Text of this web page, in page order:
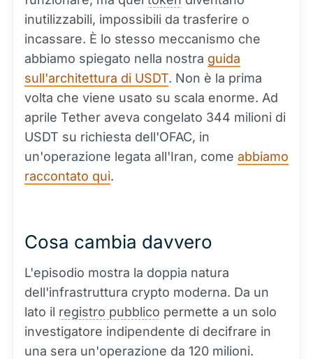
inutilizzabili, impossibili da trasferire o
incassare. È lo stesso meccanismo che
abbiamo spiegato nella nostra guida
sull'architettura di USDT. Non è la prima
volta che viene usato su scala enorme. Ad
aprile Tether aveva congelato 344 milioni di
USDT su richiesta dell'OFAC, in
un'operazione legata all'Iran, come abbiamo
raccontato qui.
Cosa cambia davvero
L'episodio mostra la doppia natura
dell'infrastruttura crypto moderna. Da un
lato il registro pubblico permette a un solo
investigatore indipendente di decifrare in
una sera un'operazione da 120 milioni.